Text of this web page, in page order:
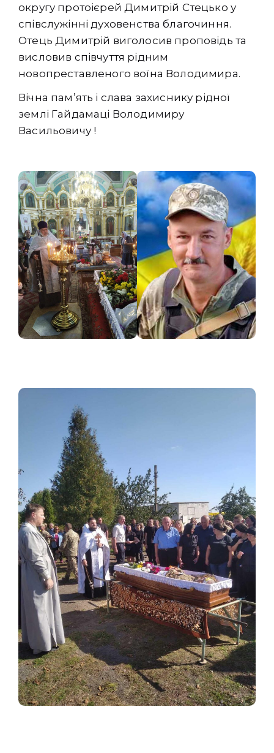
округу протоієрей Димитрій Стецько у
співслужінні духовенства благочиння.
Отець Димитрій виголосив проповідь та
висловив співчуття рідним
новопреставленого воїна Володимира.
Вічна пам’ять і слава захиснику рідної
землі Гайдамаці Володимиру
Васильовичу !